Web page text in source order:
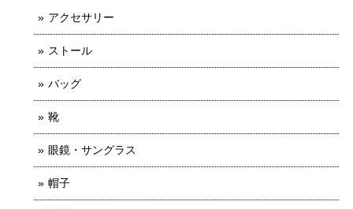
アクセサリー
ストール
バッグ
靴
眼鏡・サングラス
帽子